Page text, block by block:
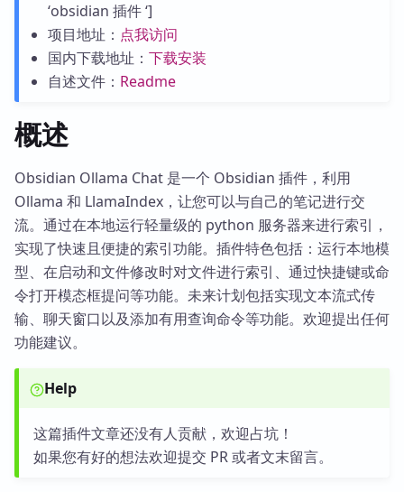
‘obsidian 插件 ‘]
项目地址： 点我访问
国内下载地址： 下载安装
自述文件： Readme
概述
Obsidian Ollama Chat 是一个 Obsidian 插件，利用
Ollama 和 LlamaIndex，让您可以与自己的笔记进行交
流。通过在本地运行轻量级的 python 服务器来进行索引，
实现了快速且便捷的索引功能。插件特色包括：运行本地模
型、在启动和文件修改时对文件进行索引、通过快捷键或命
令打开模态框提问等功能。未来计划包括实现文本流式传
输、聊天窗口以及添加有用查询命令等功能。欢迎提出任何
功能建议。
Help
这篇插件文章还没有人贡献，欢迎占坑！
如果您有好的想法欢迎提交 PR 或者文末留言。